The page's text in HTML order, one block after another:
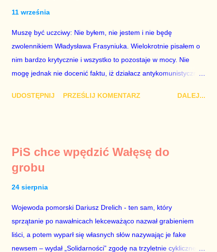
wyłącznie o jego władzę nad sądownictwem kosztem władzy
Zbigniewa Ziobry. W poprzednich ustawach Ziobro miał 100%
władzy nad sądami, a Duda 0%. W nowych ustawach Ziobro
ma 90...
11 września
Muszę być uczciwy: Nie byłem, nie jestem i nie będę
zwolennikiem Władysława Frasyniuka. Wielokrotnie pisałem o
nim bardzo krytycznie i wszystko to pozostaje w mocy. Nie
mogę jednak nie docenić faktu, iż działacz antykomunistycznej
błądzenia – przejrzał na oczy i zrozumiał polityczną
Petru znany z nienawiści do Platformy Obywatelskiej. Być
może nienawiść ta ma swe źródło w tym, że chciał być doradcą
Mistewicza. Nie wiem. Faktem jest, że Biedroń szkaluje
Koalicję Obywatelską i – tak samo jak kiedyś Petru – ogłasza,
że chce być premierem. Grzegorz Schetyna nigdy tego nie
robi. Szkalowanie Koalicji Obywatelskiej to droga donikąd, a
UDOSTĘPNIJ PRZEŚLIJ KOMENTARZ DALEJ...
PiS chce wpędzić Wałęsę do
grobu
24 sierpnia
Wojewoda pomorski Dariusz Drelich - ten sam, który
sprzątanie po nawałnicach lekceważąco nazwał grabieniem
liści, a potem wyparł się własnych słów nazywając je fake
newsem – wydał „Solidarności” zgodę na trzyletnie cykliczne